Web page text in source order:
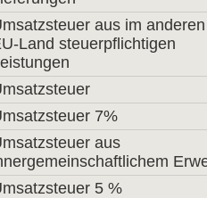
aus im anderen
Land steuerpflichtigen
7%
aus
5 %